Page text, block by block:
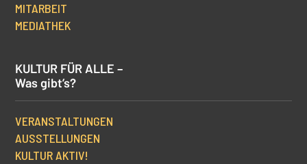
MITARBEIT
MEDIATHEK
KULTUR FÜR ALLE –
Was gibt’s?
VERANSTALTUNGEN
AUSSTELLUNGEN
KULTUR AKTIV!